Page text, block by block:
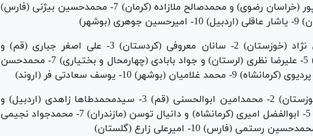
(کردستان) 5 امیرحسین رمضان پور (خراسان رضوی) و محمدصالح ملازاده (کرمان) 7- محمدحسین بیژنی (فارس)
75 کیلوگرم: 1- عمادرضا محسن نژاد (خوزستان) 2- سانان معروفی (کردستان) 3- علی اصغر جباری (قم) و
محمدمهدری ایمانی فر (مازندران) 5- علیرضا نظری (لرستان) و جواد بابادی (چهارمحال و بختیاری) 7- محمدحسن
85 کیلوگرم: 1- یزدان دل روز (خوزستان) 2- محمدامین ابوالحسنی (قم) 3- سیدمحمدطاها زاهدی (اردبیل) و
محمدحسین حاجعلی پور (گیلان) 5- ابوالفضل امیری (کرمانشاه) و دانیال توسن (مازندران) 7- محمدجواد نجیمی